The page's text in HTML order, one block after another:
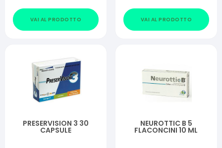
VAI AL PRODOTTO VAI AL PRODOTTO
PRESERVISION 3 30
CAPSULE
NEUROTTIC B 5
FLACONCINI 10 ML